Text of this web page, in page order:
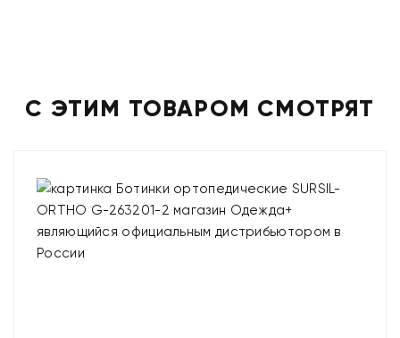
С ЭТИМ ТОВАРОМ СМОТРЯТ